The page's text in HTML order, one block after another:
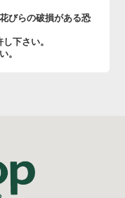
びらの破損がある恐
下さい。
。